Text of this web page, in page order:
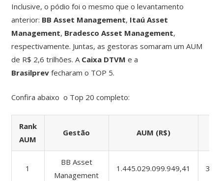
Inclusive, o pódio foi o mesmo que o levantamento
anterior: BB Asset Management, Itaú Asset
Management, Bradesco Asset Management,
respectivamente. Juntas, as gestoras somaram um AUM
de R$ 2,6 trilhões. A Caixa DTVM e a
Brasilprev fecharam o TOP 5.
Confira abaixo o Top 20 completo:
Rank
AUM
Gestão AUM (R$)
1
BB Asset
Management
1.445.029.099.949,41